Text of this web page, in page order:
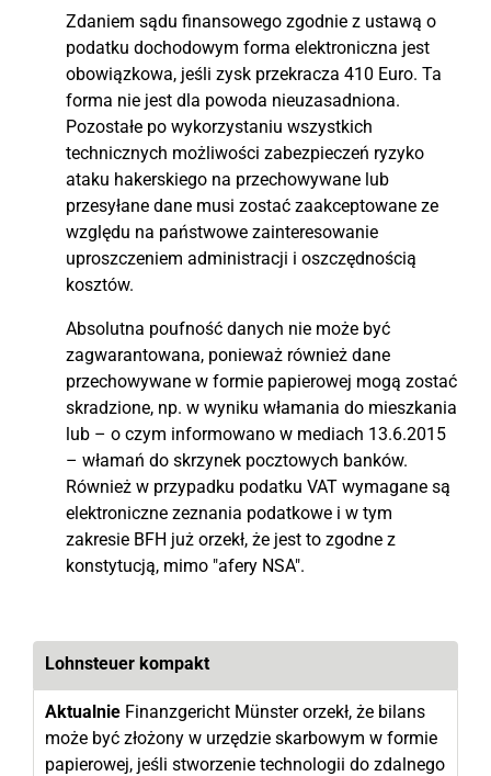
Zdaniem sądu finansowego zgodnie z ustawą o
podatku dochodowym forma elektroniczna jest
obowiązkowa, jeśli zysk przekracza 410 Euro. Ta
forma nie jest dla powoda nieuzasadniona.
Pozostałe po wykorzystaniu wszystkich
technicznych możliwości zabezpieczeń ryzyko
ataku hakerskiego na przechowywane lub
przesyłane dane musi zostać zaakceptowane ze
względu na państwowe zainteresowanie
uproszczeniem administracji i oszczędnością
kosztów.
Absolutna poufność danych nie może być
zagwarantowana, ponieważ również dane
przechowywane w formie papierowej mogą zostać
skradzione, np. w wyniku włamania do mieszkania
lub – o czym informowano w mediach 13.6.2015
– włamań do skrzynek pocztowych banków.
Również w przypadku podatku VAT wymagane są
elektroniczne zeznania podatkowe i w tym
zakresie BFH już orzekł, że jest to zgodne z
konstytucją, mimo "afery NSA".
Lohnsteuer kompakt
Aktualnie Finanzgericht Münster orzekł, że bilans
może być złożony w urzędzie skarbowym w formie
papierowej, jeśli stworzenie technologii do zdalnego